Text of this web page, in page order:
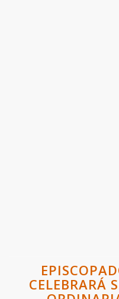
CELEBRARÁ